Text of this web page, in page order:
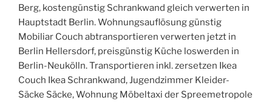
Berg, kostengünstig Schrankwand gleich verwerten in
Hauptstadt Berlin. Wohnungsauflösung günstig
Mobiliar Couch abtransportieren verwerten jetzt in
Berlin Hellersdorf, preisgünstig Küche loswerden in
Berlin-Neukölln. Transportieren inkl. zersetzen Ikea
Couch Ikea Schrankwand, Jugendzimmer Kleider-
Säcke Säcke, Wohnung Möbeltaxi der Spreemetropole